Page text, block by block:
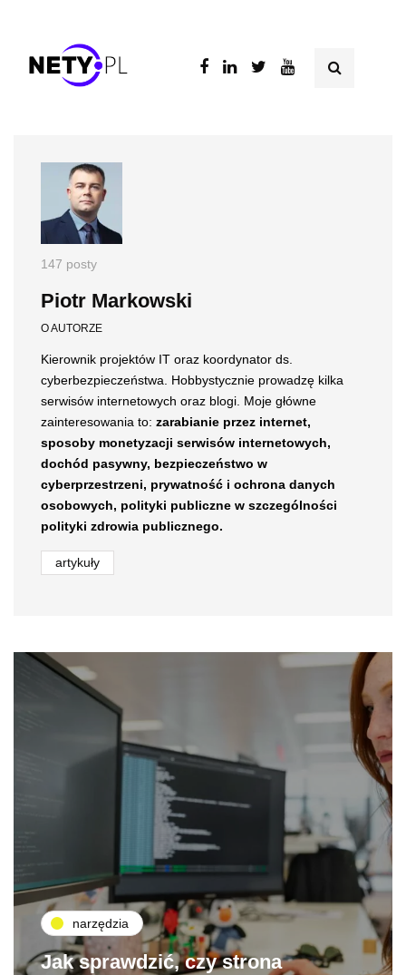
147 posty
Piotr Markowski
O AUTORZE
Kierownik projektów IT oraz koordynator ds.
cyberbezpieczeństwa. Hobbystycznie prowadzę kilka
serwisów internetowych oraz blogi. Moje główne
zainteresowania to: zarabianie przez internet,
sposoby monetyzacji serwisów internetowych,
dochód pasywny, bezpieczeństwo w
cyberprzestrzeni, prywatność i ochrona danych
osobowych, polityki publiczne w szczególności
polityki zdrowia publicznego.
artykuły
narzędzia
Jak sprawdzić, czy strona